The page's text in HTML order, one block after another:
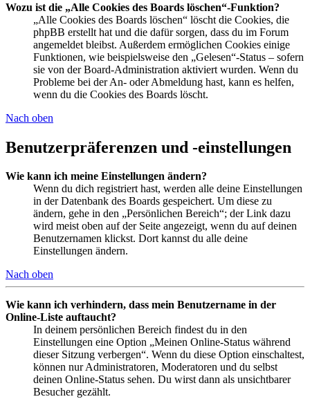
Wozu ist die „Alle Cookies des Boards löschen“-Funktion?
„Alle Cookies des Boards löschen“ löscht die Cookies, die
phpBB erstellt hat und die dafür sorgen, dass du im Forum
angemeldet bleibst. Außerdem ermöglichen Cookies einige
Funktionen, wie beispielsweise den „Gelesen“-Status – sofern
sie von der Board-Administration aktiviert wurden. Wenn du
Probleme bei der An- oder Abmeldung hast, kann es helfen,
wenn du die Cookies des Boards löscht.
Nach oben
Benutzerpräferenzen und -einstellungen
Wie kann ich meine Einstellungen ändern?
Wenn du dich registriert hast, werden alle deine Einstellungen
in der Datenbank des Boards gespeichert. Um diese zu
ändern, gehe in den „Persönlichen Bereich“; der Link dazu
wird meist oben auf der Seite angezeigt, wenn du auf deinen
Benutzernamen klickst. Dort kannst du alle deine
Einstellungen ändern.
Nach oben
Wie kann ich verhindern, dass mein Benutzername in der
Online-Liste auftaucht?
In deinem persönlichen Bereich findest du in den
Einstellungen eine Option „Meinen Online-Status während
dieser Sitzung verbergen“. Wenn du diese Option einschaltest,
können nur Administratoren, Moderatoren und du selbst
deinen Online-Status sehen. Du wirst dann als unsichtbarer
Besucher gezählt.